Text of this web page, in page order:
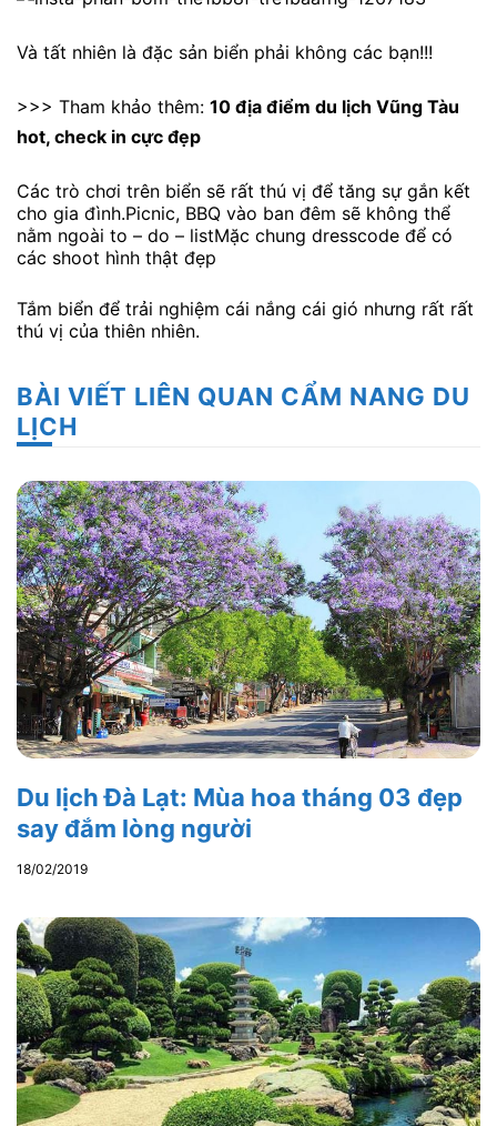
Và tất nhiên là đặc sản biển phải không các bạn!!!
>>> Tham khảo thêm: 10 địa điểm du lịch Vũng Tàu
hot, check in cực đẹp
Các trò chơi trên biển sẽ rất thú vị để tăng sự gắn kết
cho gia đình.Picnic, BBQ vào ban đêm sẽ không thể
nằm ngoài to – do – listMặc chung dresscode để có
các shoot hình thật đẹp
Tắm biển để trải nghiệm cái nắng cái gió nhưng rất rất
thú vị của thiên nhiên.
BÀI VIẾT LIÊN QUAN CẨM NANG DU
LỊCH
Du lịch Đà Lạt: Mùa hoa tháng 03 đẹp
say đắm lòng người
18/02/2019